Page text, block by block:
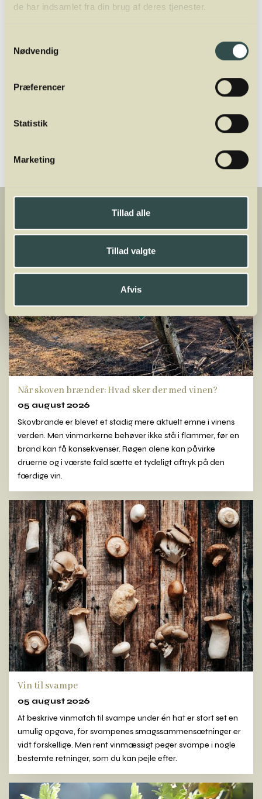
de har indsamlet fra din brug af deres tjenester.
Nødvendig
Præferencer
Statistik
Marketing
Tillad alle
Tillad valgte
Afvis
underviser og ejer af Winelab Academy. Han
Uddannelse. Oveni er han director for
Når skoven brænder: Hvad sker der med vinen?
05 august 2026
Skovbrande er blevet et stadig mere aktuelt emne i vinens
verden. Men vinmarkerne behøver ikke stå i flammer, før en
brand kan få konsekvenser. Røgen alene kan påvirke
druerne og i værste fald sætte et tydeligt aftryk på den
færdige vin.
Vin til svampe
05 august 2026
At beskrive vinmatch til svampe under én hat er stort set en
umulig opgave, for svampenes smagssammensætninger er
vidt forskellige. Men rent vinmæssigt peger svampe i nogle
bestemte retninger, som du kan pejle efter.